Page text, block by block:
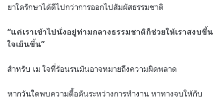
ยาใดรักษาได้ดีไปกว่าการออกไปสัมผัสธรรมชาติ
“แค่เราเข้าไปนั่งอยู่ท่ามกลางธรรมชาติก็ช่วยให้เราสงบขึ้น
ใจเย็นขึ้น”
สำหรับ เม ใจที่ร้อนรนมันอาจหมายถึงความผิดพลาด
หากวันใดพบความตื้อตันระหว่างการทำงาน หาทางจบให้กับ